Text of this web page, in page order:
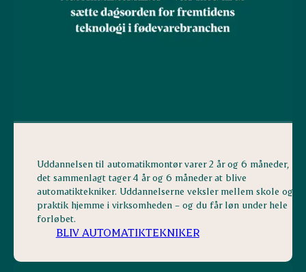
Uddannelsen til automatikmontør varer 2 år og 6 måneder,
det sammenlagt tager 4 år og 6 måneder at blive
automatiktekniker. Uddannelserne veksler mellem skole og
praktik hjemme i virksomheden – og du får løn under hele
forløbet.
BLIV AUTOMATIKTEKNIKER